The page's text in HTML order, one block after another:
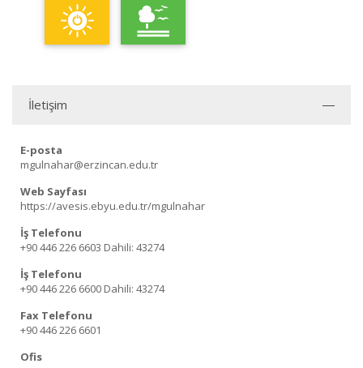
İletişim
E-posta
mgulnahar@erzincan.edu.tr
Web Sayfası
https://avesis.ebyu.edu.tr/mgulnahar
İş Telefonu
+90 446 226 6603 Dahili: 43274
İş Telefonu
+90 446 226 6600 Dahili: 43274
Fax Telefonu
+90 446 226 6601
Ofis